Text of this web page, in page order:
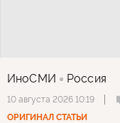
ИноСМИ Россия
10 августа 2026 10:19
ОРИГИНАЛ СТАТЬИ